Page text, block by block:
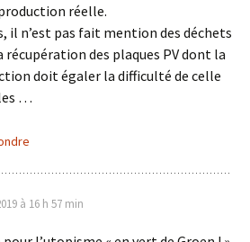
réelle.
il n’est pas fait mention des déchets
récupération des plaques PV dont la
doit égaler la difficulté de celle
…
à 16 h 57 min